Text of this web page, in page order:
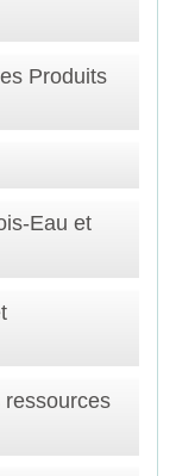
Produits
Eau et